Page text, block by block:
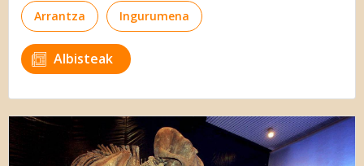
Arrantza Ingurumena
Albisteak